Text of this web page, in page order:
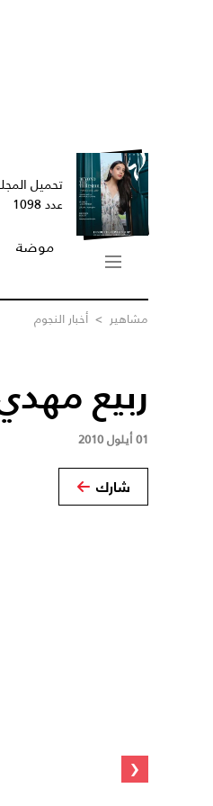
تحميل
عدد 1098
موضة
مشاهير > أخبار النجوم
ربيع
01 أيلول 2010
شارك
‹